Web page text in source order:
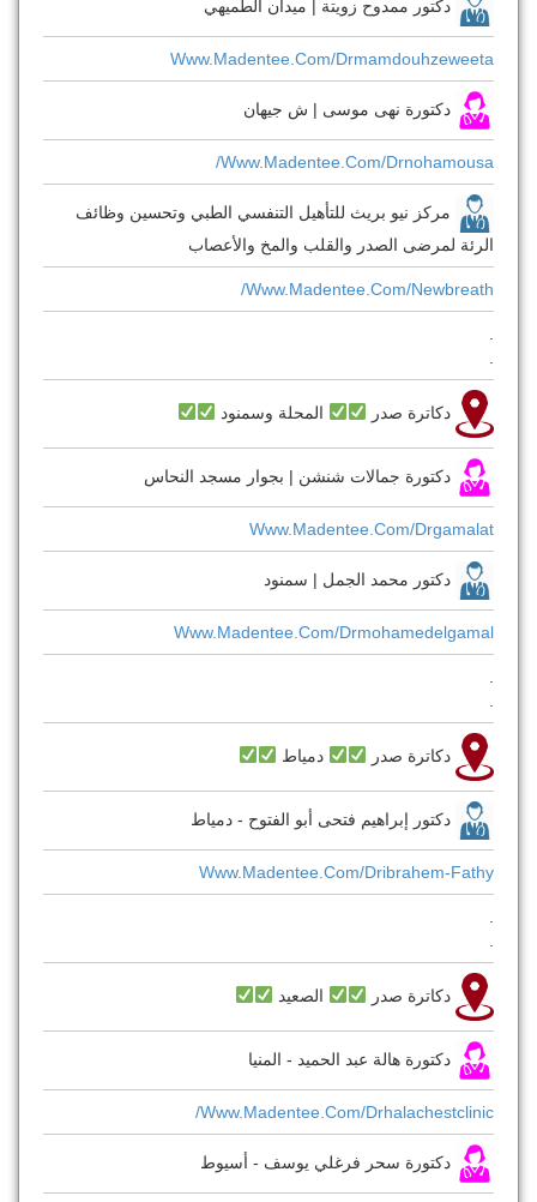
دكتور ممدوح زويتة | ميدان الطميهي
Www.madentee.com/drmamdouhzeweeta
دكتورة نهى موسى | ش جيهان
Www.madentee.com/drnohamousa/
مركز نيو بريث للتأهيل التنفسي الطبي وتحسين وظائف
الرئة لمرضى الصدر والقلب والمخ والأعصاب
Www.madentee.com/newbreath/
دكاترة صدر المحلة وسمنود
دكتورة جمالات شنشن | بجوار مسجد النحاس
Www.madentee.com/drgamalat
دكتور محمد الجمل | سمنود
Www.madentee.com/drmohamedelgamal
دكاترة صدر دمياط
دكتور إبراهيم فتحى أبو الفتوح - دمياط
Www.madentee.com/dribrahem-Fathy
دكاترة صدر الصعيد
دكتورة هالة عبد الحميد - المنيا
Www.madentee.com/drhalachestclinic/
دكتورة سحر فرغلي يوسف - أسيوط